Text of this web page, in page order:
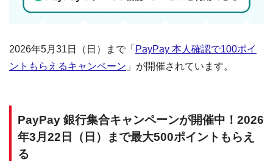
2026年5月31日（日）まで「 PayPay 本人確認で100ポイ
ントもらえるキャンペーン 」が開催されています。
PayPay 銀行集合キャンペーンが開催中！2026
年3月22日（日）まで最大500ポイントもらえ
る